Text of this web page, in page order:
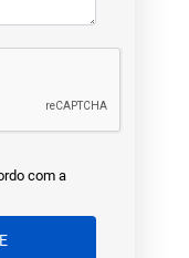
com a